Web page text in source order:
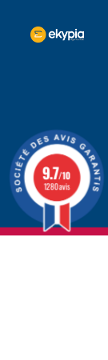
9.7/10
1280 avis